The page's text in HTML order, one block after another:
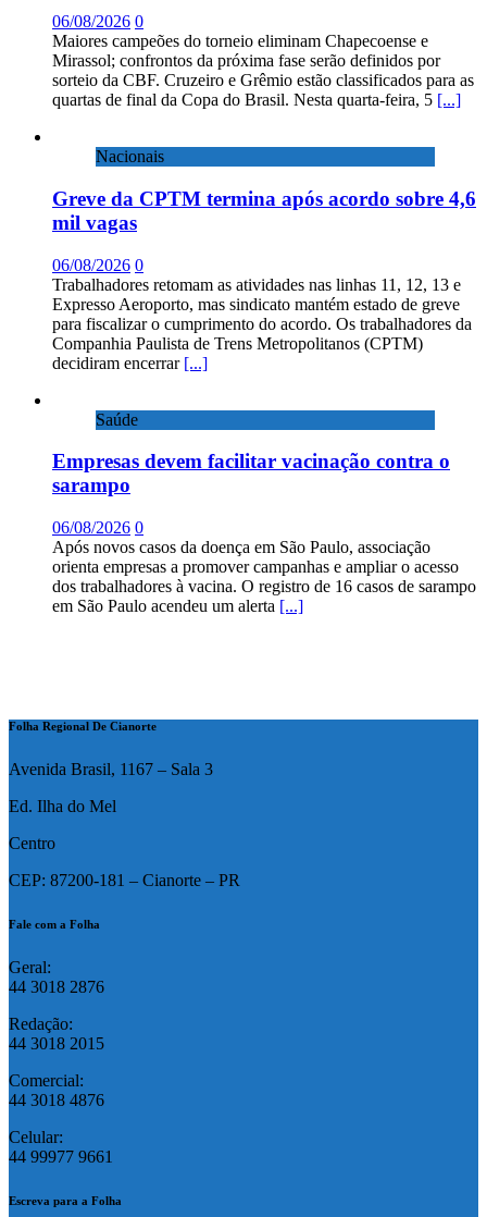
06/08/2026 0
Maiores campeões do torneio eliminam Chapecoense e
Mirassol; confrontos da próxima fase serão definidos por
sorteio da CBF. Cruzeiro e Grêmio estão classificados para as
quartas de final da Copa do Brasil. Nesta quarta-feira, 5 [...]
Nacionais
Greve da CPTM termina após acordo sobre 4,6
mil vagas
06/08/2026 0
Trabalhadores retomam as atividades nas linhas 11, 12, 13 e
Expresso Aeroporto, mas sindicato mantém estado de greve
para fiscalizar o cumprimento do acordo. Os trabalhadores da
Companhia Paulista de Trens Metropolitanos (CPTM)
decidiram encerrar [...]
Saúde
Empresas devem facilitar vacinação contra o
sarampo
06/08/2026 0
Após novos casos da doença em São Paulo, associação
orienta empresas a promover campanhas e ampliar o acesso
dos trabalhadores à vacina. O registro de 16 casos de sarampo
em São Paulo acendeu um alerta [...]
Folha Regional De Cianorte
Avenida Brasil, 1167 – Sala 3
Ed. Ilha do Mel
Centro
CEP: 87200-181 – Cianorte – PR
Fale com a Folha
Geral:
44 3018 2876
Redação:
44 3018 2015
Comercial:
44 3018 4876
Celular:
44 99977 9661
Escreva para a Folha